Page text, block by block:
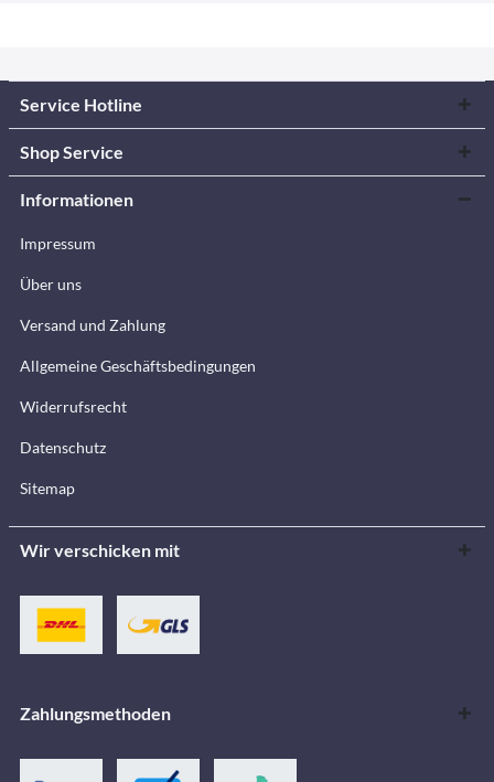
Service Hotline
Shop Service
Informationen
Impressum
Über uns
Versand und Zahlung
Allgemeine Geschäftsbedingungen
Widerrufsrecht
Datenschutz
Sitemap
Wir verschicken mit
Zahlungsmethoden